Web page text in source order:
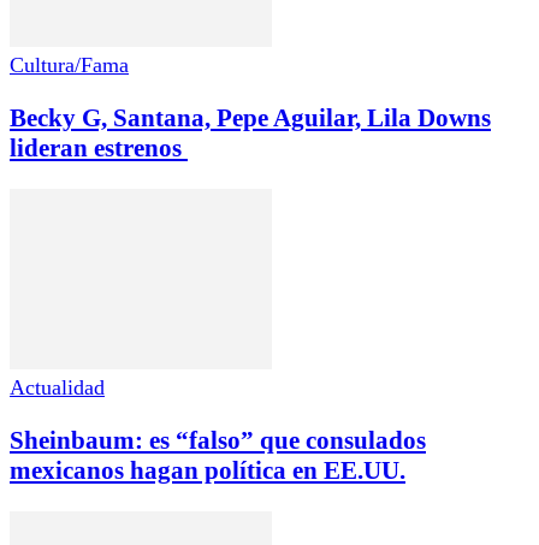
Cultura/Fama
Becky G, Santana, Pepe Aguilar, Lila Downs
lideran estrenos
Actualidad
Sheinbaum: es “falso” que consulados
mexicanos hagan política en EE.UU.